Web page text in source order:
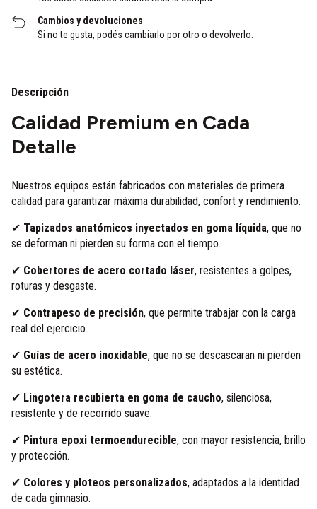
Cambios y devoluciones
Si no te gusta, podés cambiarlo por otro o devolverlo.
Descripción
Calidad Premium en Cada
Detalle
Nuestros equipos están fabricados con materiales de primera
calidad para garantizar máxima durabilidad, confort y rendimiento.
✔ Tapizados anatómicos inyectados en goma líquida, que no
se deforman ni pierden su forma con el tiempo.
✔ Cobertores de acero cortado láser, resistentes a golpes,
roturas y desgaste.
✔ Contrapeso de precisión, que permite trabajar con la carga
real del ejercicio.
✔ Guías de acero inoxidable, que no se descascaran ni pierden
su estética.
✔ Lingotera recubierta en goma de caucho, silenciosa,
resistente y de recorrido suave.
✔ Pintura epoxi termoendurecible, con mayor resistencia, brillo
y protección.
✔ Colores y ploteos personalizados, adaptados a la identidad
de cada gimnasio.